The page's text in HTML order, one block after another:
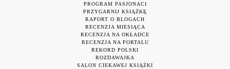
PROGRAM PASJONACI
PRZYGARNIJ KSIĄŻKĘ
RAPORT O BLOGACH
RECENZJA MIESIĄCA
RECENZJA NA OKŁADCE
RECENZJA NA PORTALU
REKORD POLSKI
ROZDAWAJKA
SALON CIEKAWEJ KSIĄŻKI